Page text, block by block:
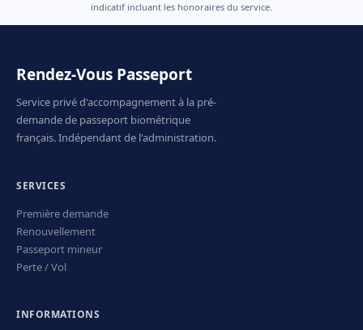
indicatif incluant les honoraires du service.
Rendez-Vous Passeport
Service privé d'accompagnement à la pré-
demande de passeport biométrique
français. Indépendant de l'administration.
SERVICES
Première demande
Renouvellement
Passeport mineur
Perte / Vol
INFORMATIONS